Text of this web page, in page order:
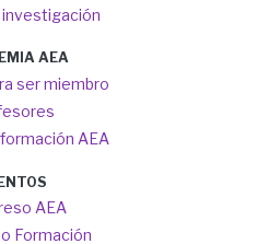
investigación
AEA
ser miembro
AEA
AEA
Formación